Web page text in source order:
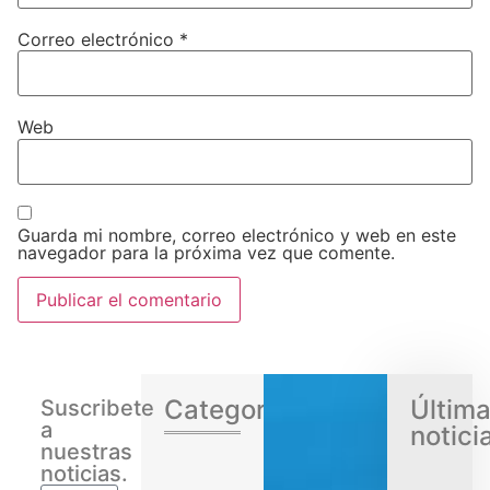
Correo electrónico *
Web
Guarda mi nombre, correo electrónico y web en este
navegador para la próxima vez que comente.
Suscribete
a
nuestras
noticias.
Categorias